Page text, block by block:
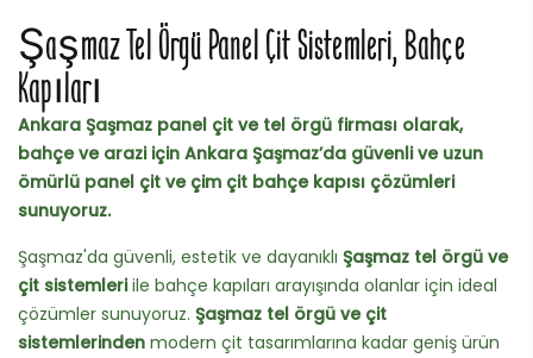
Şaşmaz Tel Örgü Panel Çit Sistemleri, Bahçe
Kapıları
Ankara Şaşmaz panel çit ve tel örgü firması olarak,
bahçe ve arazi için Ankara Şaşmaz’da güvenli ve uzun
ömürlü panel çit ve çim çit bahçe kapısı çözümleri
sunuyoruz.
Şaşmaz'da güvenli, estetik ve dayanıklı Şaşmaz tel örgü ve
çit sistemleriile bahçe kapıları arayışında olanlar için ideal
çözümler sunuyoruz. Şaşmaz tel örgü ve çit
sistemlerinden modern çit tasarımlarına kadar geniş ürün